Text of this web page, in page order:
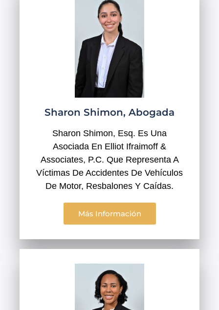
Sharon Shimon, Abogada
Sharon Shimon, Esq. Es Una
Asociada En Elliot Ifraimoff &
Associates, P.C. Que Representa A
Víctimas De Accidentes De Vehículos
De Motor, Resbalones Y Caídas.
Más Información